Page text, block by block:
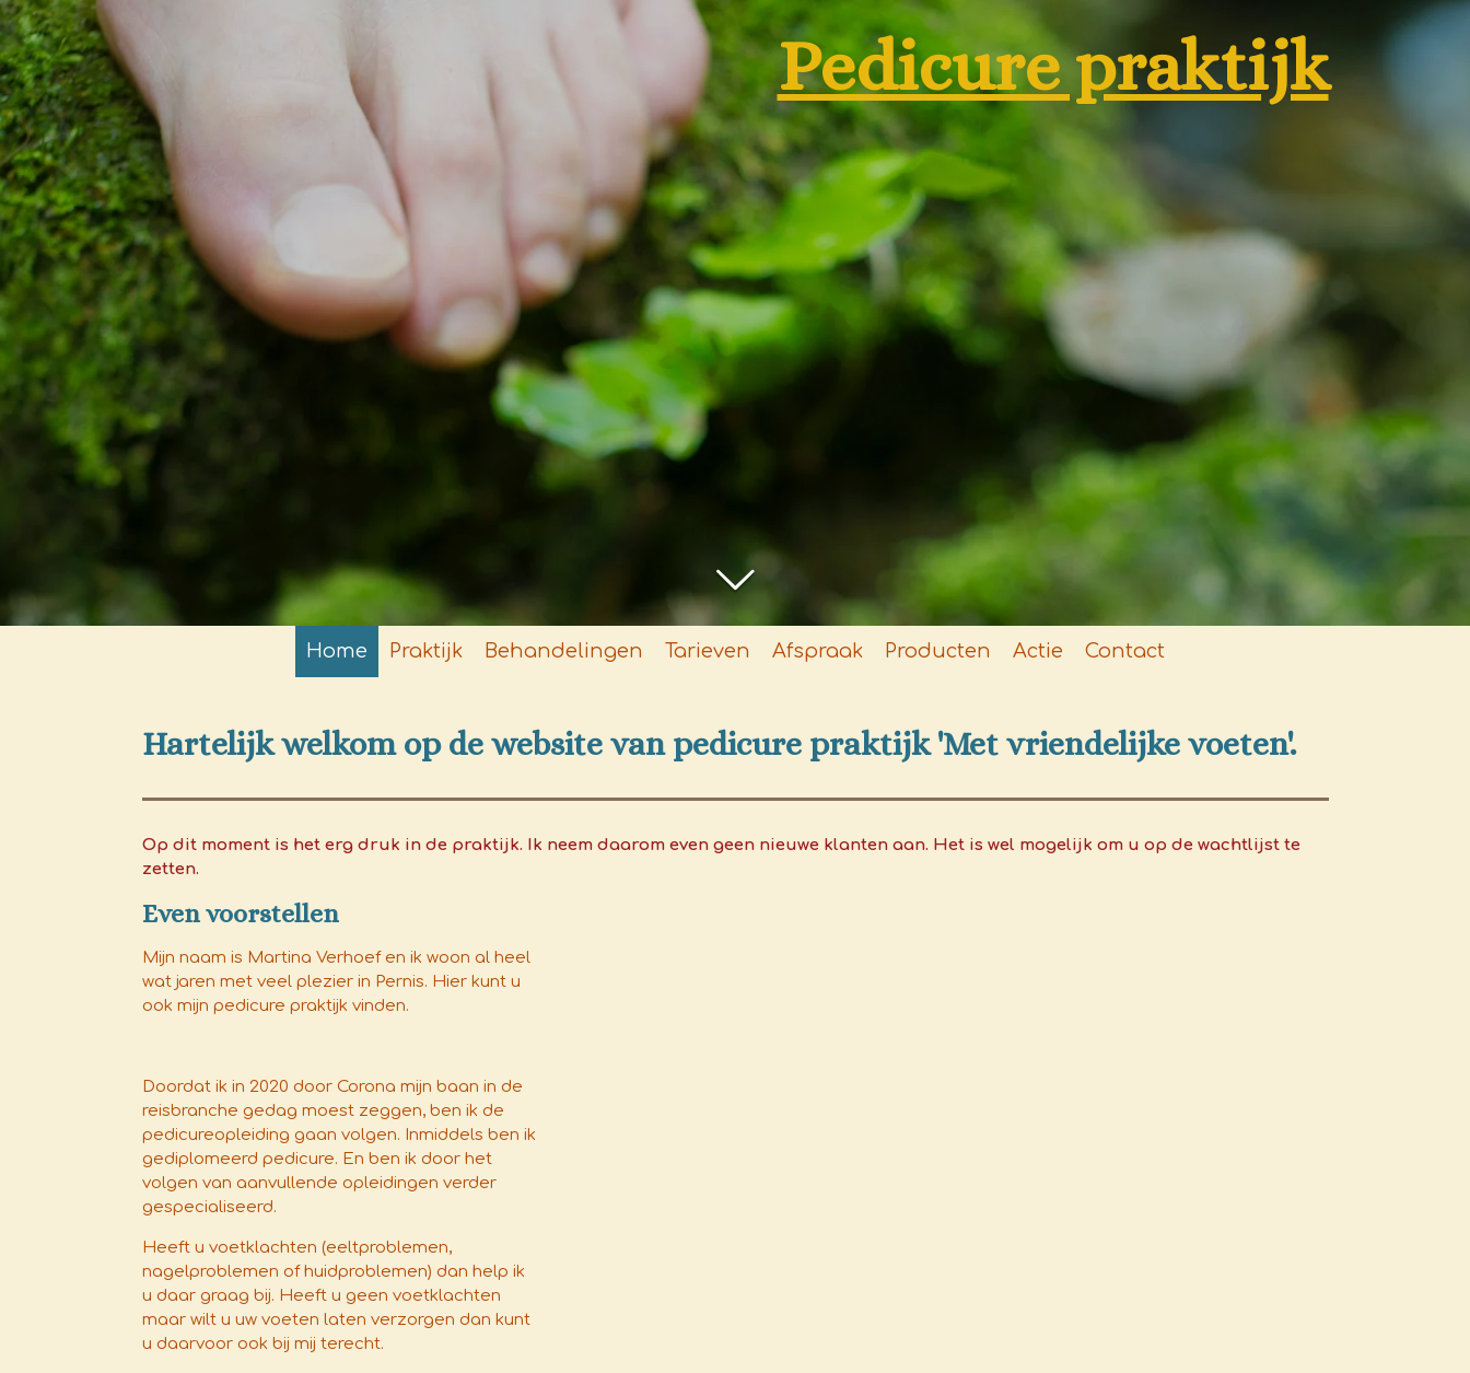
Pedicure praktijk
Home Praktijk Behandelingen Tarieven Afspraak Producten Actie Contact
Hartelijk welkom op de website van pedicure praktijk 'Met vriendelijke voeten'.
Op dit moment is het erg druk in de praktijk. Ik neem daarom even geen nieuwe klanten aan. Het is wel mogelijk om u op de wachtlijst te
zetten.
Even voorstellen
Mijn naam is Martina Verhoef en ik woon al heel
wat jaren met veel plezier in Pernis. Hier kunt u
ook mijn pedicure praktijk vinden.
Doordat ik in 2020 door Corona mijn baan in de
reisbranche gedag moest zeggen, ben ik de
pedicureopleiding gaan volgen. Inmiddels ben ik
gediplomeerd pedicure. En ben ik door het
volgen van aanvullende opleidingen verder
gespecialiseerd.
Heeft u voetklachten (eeltproblemen,
nagelproblemen of huidproblemen) dan help ik
u daar graag bij. Heeft u geen voetklachten
maar wilt u uw voeten laten verzorgen dan kunt
u daarvoor ook bij mij terecht.